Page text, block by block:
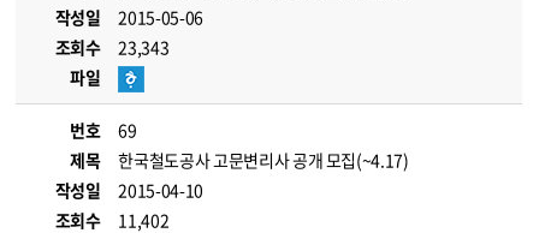
작성일
2015-05-06
조회수
23,343
파일
번호
69
제목
한국철도공사 고문변리사 공개 모집(~4.17)
작성일
2015-04-10
조회수
11,402